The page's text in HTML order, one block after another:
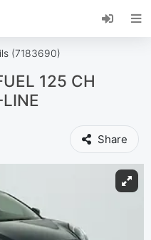
eCarsTrade,
и получайте
(7183690)
125 CH
Share